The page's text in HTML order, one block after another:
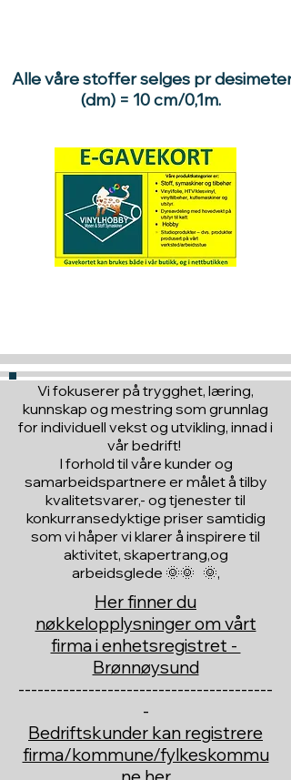
Alle våre stoffer selges pr desimeter
(dm) = 10 cm/0,1m.
Vi fokuserer på trygghet, læring,
kunnskap og mestring som grunnlag
for individuell vekst og utvikling, innad i
vår bedrift!
I forhold til våre kunder og
samarbeidspartnere er målet å tilby
kvalitetsvarer,- og tjenester til
konkurransedyktige priser samtidig
som vi håper vi klarer å inspirere til
aktivitet, skapertrang,og
arbeidsglede 🌞🌞 🌞,
Her finner du
nøkkelopplysninger om vårt
firma i enhetsregistret -
Brønnøysund
----------------------------------------
-
Bedriftskunder kan registrere
firma/kommune/fylkeskommu